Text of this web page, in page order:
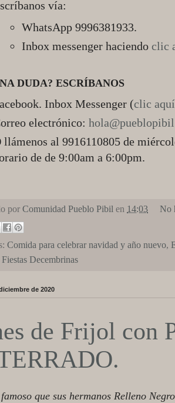
vía:
WhatsApp 9996381933.
Inbox messenger haciendo clic
DUDA? ESCRÍBANOS
Inbox Messenger (clic aquí
electrónico:
llámenos al 9916110805 de
de de 9:00am a 6:00pm.
por Comunidad Pueblo Pibil en 14:03 No
Comida para celebrar navidad y año nuevo,
Decembrinas
de 2020
de Frijol con
que sus hermanos Relleno